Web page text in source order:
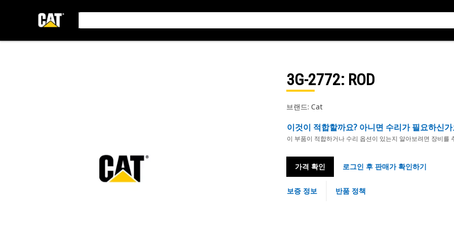
3G-2772: ROD
브랜드: Cat
이것이 적합할까요? 아니면 수리가 필요하신가
이 부품이 적합하거나 수리 옵션이 있는지 알아보려면 장비를
가격 확인 로그인 후 판매가 확인하기
보증 정보 반품 정책